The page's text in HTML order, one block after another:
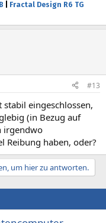
Fractal Design R6 TG
#13
stabil eingeschlossen,
(in Bezug auf
irgendwo
Reibung haben, oder?
um hier zu antworten.